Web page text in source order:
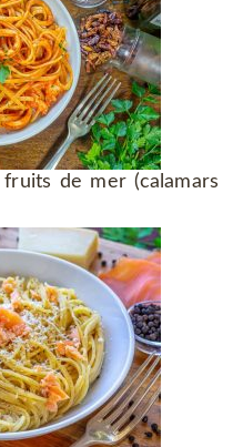
de mer (calamars